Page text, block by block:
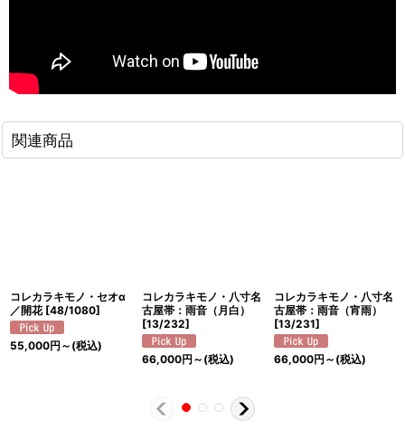
関連商品
コレカラキモノ・セオα
／開花 [48/1080]
55,000円 ～ (税込)
コレカラキモノ・八寸名
古屋帯：雨音（月白）
[13/232]
66,000円 ～ (税込)
コレカラキモノ・八寸名
古屋帯：雨音（宵雨）
[13/231]
66,000円 ～ (税込)